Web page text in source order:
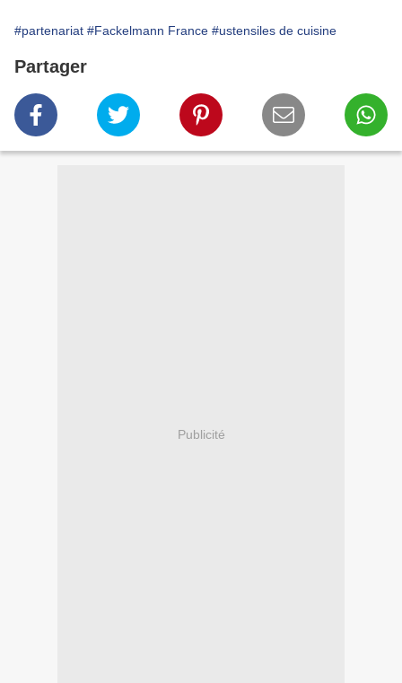
#partenariat #Fackelmann France #ustensiles de cuisine
Partager
Publicité